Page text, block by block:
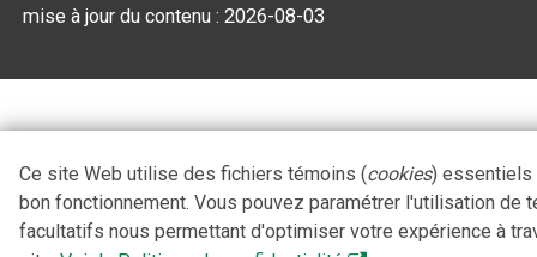
mise à jour du contenu :2026-08-03
Ce site Web utilise des fichiers témoins (cookies) essentiels
bon fonctionnement. Vous pouvez paramétrer l'utilisation de
facultatifs nous permettant d'optimiser votre expérience à